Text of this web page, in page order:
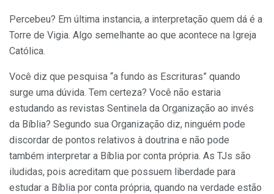
Percebeu? Em última instancia, a interpretação quem dá é a
Torre de Vigia. Algo semelhante ao que acontece na Igreja
Católica.
Você diz que pesquisa “a fundo as Escrituras” quando
surge uma dúvida. Tem certeza? Você não estaria
estudando as revistas Sentinela da Organização ao invés
da Bíblia? Segundo sua Organização diz, ninguém pode
discordar de pontos relativos à doutrina e não pode
também interpretar a Bíblia por conta própria. As TJs são
iludidas, pois acreditam que possuem liberdade para
estudar a Bíblia por conta própria, quando na verdade estão